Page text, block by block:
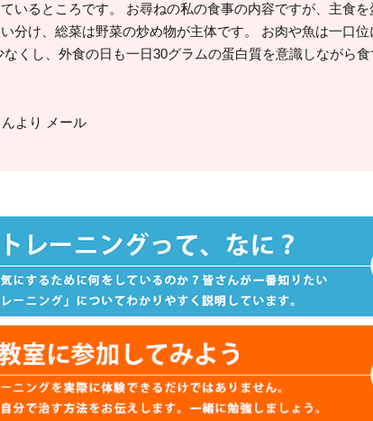
いるところです。 お尋ねの私の食事の内容ですが、主食を
分け、総菜は野菜の炒め物が主体です。 お肉や魚は一口位
くし、外食の日も一日30グラムの蛋白質を意識しながら食
より メール